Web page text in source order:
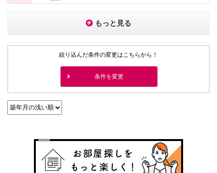
もっと見る
絞り込んだ条件の変更はこちらから！
条件を変更